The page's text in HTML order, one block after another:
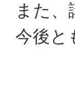
また
今後と